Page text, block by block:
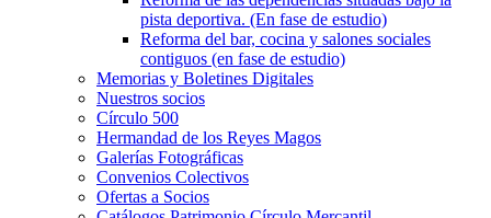
pista deportiva. (En fase de estudio)
Reforma del bar, cocina y salones sociales
contiguos (en fase de estudio)
Memorias y Boletines Digitales
Nuestros socios
Círculo 500
Hermandad de los Reyes Magos
Galerías Fotográficas
Convenios Colectivos
Ofertas a Socios